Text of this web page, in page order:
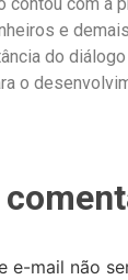
contou com a
e
do
o
e-mail não